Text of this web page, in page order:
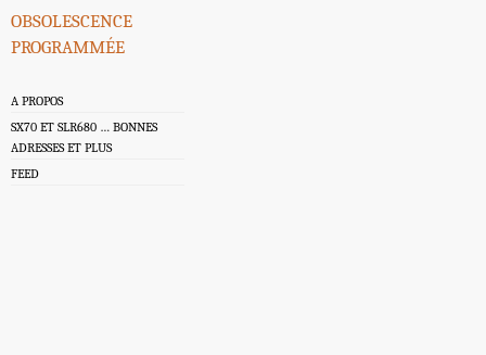
obsolescence
programmée
A PROPOS
SX70 ET SLR680 … BONNES
ADRESSES ET PLUS
FEED